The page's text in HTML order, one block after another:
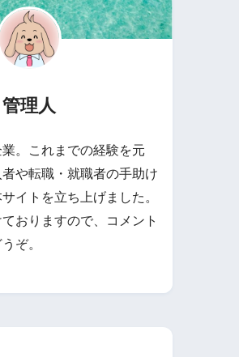
管理人
。これまでの経験を元
や転職・就職者の手助け
イトを立ち上げました。
おりますので、コメント
ぞ。